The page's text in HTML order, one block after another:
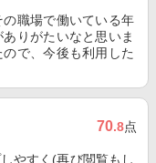
職場で働いている年
りがたいなと思いま
で、今後も利用した
70.8点
やすく(再び閲覧もし